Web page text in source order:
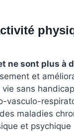
ne sont plus à
et
vie sans handicap
vasculo-
maladies
et psychique